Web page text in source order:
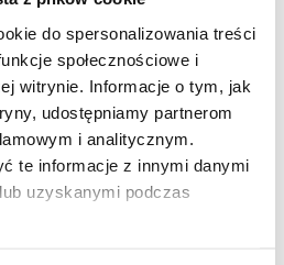
do spersonalizowania treści
społecznościowe i
witrynie. Informacje o tym, jak
udostępniamy partnerom
i analitycznym.
te informacje z innymi danymi
uzyskanymi podczas
know-how, pigułki
Q&A